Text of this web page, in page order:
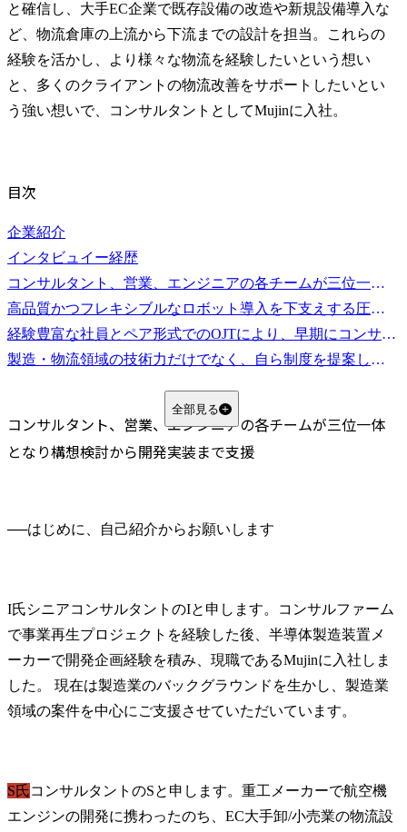
と確信し、大手EC企業で既存設備の改造や新規設備導入な
ど、物流倉庫の上流から下流までの設計を担当。これらの
経験を活かし、より様々な物流を経験したいという想い
と、多くのクライアントの物流改善をサポートしたいとい
う強い想いで、コンサルタントとしてMujinに入社。
目次
企業紹介
インタビュイー経歴
コンサルタント、営業、エンジニアの各チームが三位一体となり構想検討から開発実装まで支援
高品質かつフレキシブルなロボット導入を下支えする圧倒的な技術力と、国内外の多様な経歴を持つメンバーの知見が強み
経験豊富な社員とペア形式でのOJTにより、早期にコンサルスキルのキャッチアップが可能
製造・物流領域の技術力だけでなく、自ら制度を提案し、0→1を楽しめる人材がマッチする
全部見る
コンサルタント、営業、エンジニアの各チームが三位一体
となり構想検討から開発実装まで支援
──
I氏シニアコンサルタントのIと申します。コンサルファーム
で事業再生プロジェクトを経験した後、半導体製造装置メ
ーカーで開発企画経験を積み、現職であるMujinに入社しま
した。 現在は製造業のバックグラウンドを生かし、製造業
領域の案件を中心にご支援させていただいています。
S氏コンサルタントのSと申します。重工メーカーで航空機
エンジンの開発に携わったのち、EC大手卸/小売業の物流設